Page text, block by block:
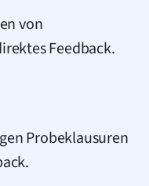
von
Feedback.
Probeklausuren